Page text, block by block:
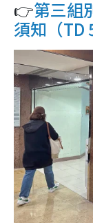
👉第三組
須知（TD